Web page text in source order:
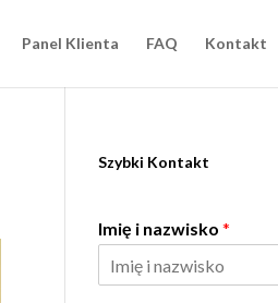
Panel Klienta FAQ Kontakt
Szybki Kontakt
Imię i nazwisko*